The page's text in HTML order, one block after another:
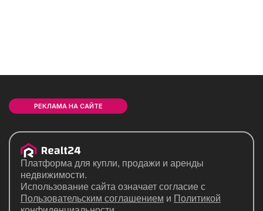
РЕКЛАМА НА САЙТЕ
Платформа для купли, продажи и аренды
недвижимости.
Использование сайта означает согласие с
Пользовательским соглашением и Политикой